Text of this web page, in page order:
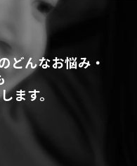
どんなお悩み・
ます。